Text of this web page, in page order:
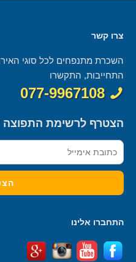
צרו קשר
השכרת מתנפחים לכל סוגי
התחייבות, התקשרו
077-9967108
הצטרף לרשימת התפוצה
התחברו אלינו